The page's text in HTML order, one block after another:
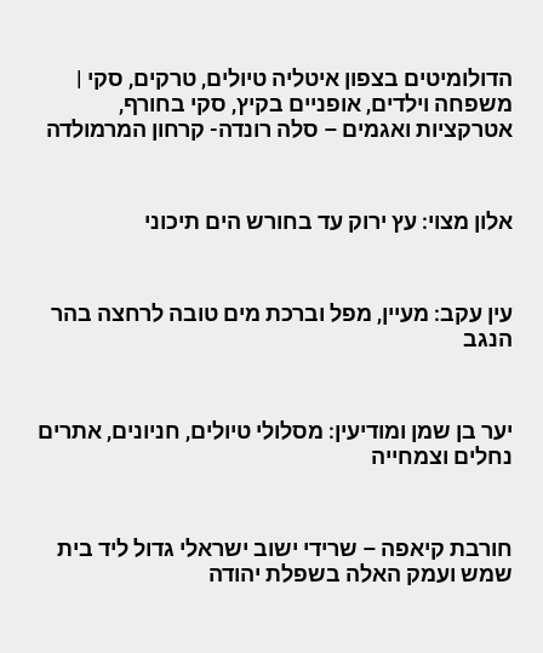
הדולומיטים בצפון איטליה טיולים, טרקים, סקי |
משפחה וילדים, אופניים בקיץ, סקי בחורף,
אטרקציות ואגמים – סלה רונדה- קרחון המרמולדה
אלון מצוי: עץ ירוק עד בחורש הים תיכוני
עין עקב: מעיין, מפל וברכת מים טובה לרחצה בהר
הנגב
יער בן שמן ומודיעין: מסלולי טיולים, חניונים, אתרים
נחלים וצמחייה
חורבת קיאפה – שרידי ישוב ישראלי גדול ליד בית
שמש ועמק האלה בשפלת יהודה